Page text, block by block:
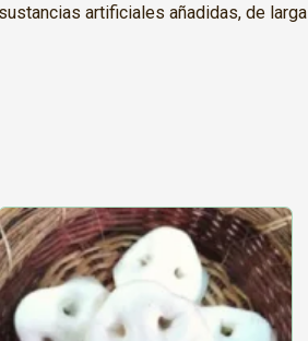
artificiales añadidas, de
producto
tiene
múltiples
variantes.
Las